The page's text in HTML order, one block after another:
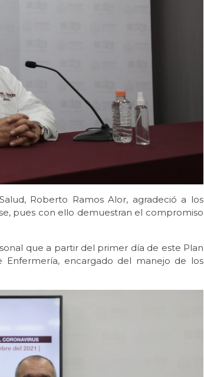
Roberto Ramos Alor, agradeció a los
pues con ello demuestran el compromiso
que a partir del primer día de este Plan
encargado del manejo de los